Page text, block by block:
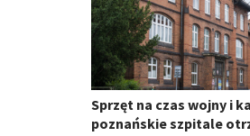
Sprzęt na czas wojny i
poznańskie szpitale